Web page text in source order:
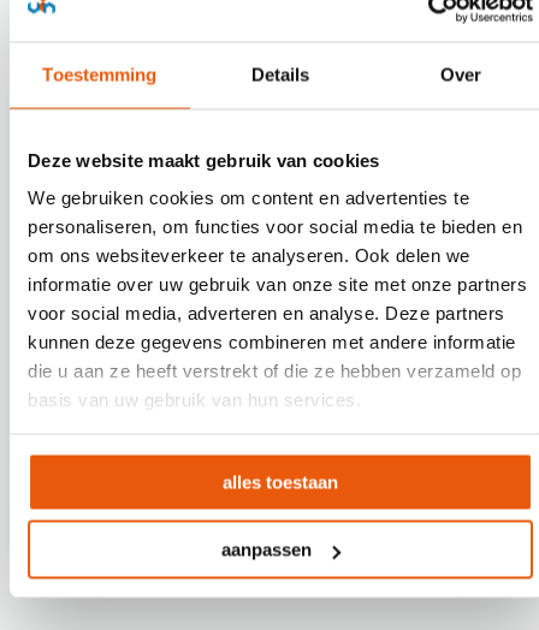
Toestemming Details Over
Deze website maakt gebruik van cookies
We gebruiken cookies om content en advertenties te
personaliseren, om functies voor social media te bieden en
om ons websiteverkeer te analyseren. Ook delen we
informatie over uw gebruik van onze site met onze partners
voor social media, adverteren en analyse. Deze partners
kunnen deze gegevens combineren met andere informatie
die u aan ze heeft verstrekt of die ze hebben verzameld op
basis van uw gebruik van hun services.
alles toestaan
aanpassen